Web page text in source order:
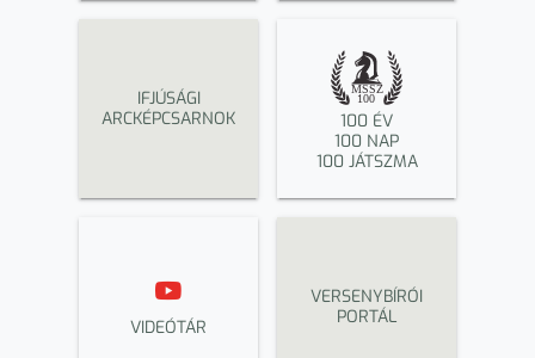
VERSENYBÍRÓI
PORTÁL
VIDEÓTÁR
100 ÉV
100 NAP
100 JÁTSZMA
IFJÚSÁGI
ARCKÉPCSARNOK